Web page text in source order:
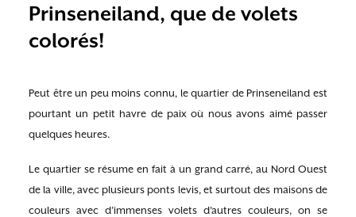
Prinseneiland, que de volets
colorés!
Peut être un peu moins connu, le quartier de Prinseneiland est
pourtant un petit havre de paix où nous avons aimé passer
quelques heures.
Le quartier se résume en fait à un grand carré, au Nord Ouest
de la ville, avec plusieurs ponts levis, et surtout des maisons de
couleurs avec d’immenses volets d’autres couleurs, on se